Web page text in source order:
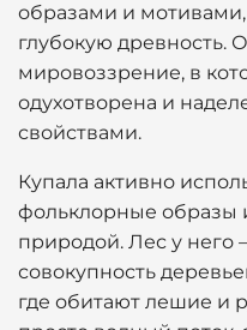
образами и
глубокую древность.
мировоззрение, в
одухотворена и
свойствами.
Купала активно
фольклорные образы
природой. Лес у него
совокупность
где обитают лешие и